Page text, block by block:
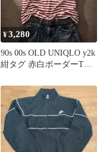
¥3,280
90s 00s OLD UNIQLO y2k
紺タグ 赤白ボーダーTシ